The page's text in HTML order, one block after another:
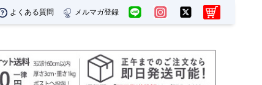
よくある質問 メルマガ登録